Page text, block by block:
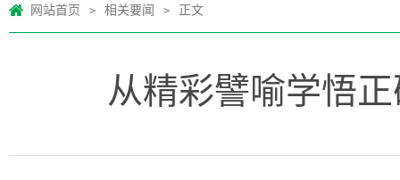
网站首页 > 相关要闻 > 正文
从精彩譬喻学悟